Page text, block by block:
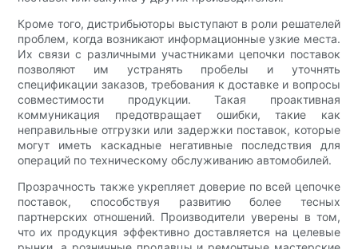
Кроме того, дистрибьюторы выступают в роли решателей
проблем, когда возникают информационные узкие места.
Их связи с различными участниками цепочки поставок
позволяют им устранять пробелы и уточнять
спецификации заказов, требования к доставке и вопросы
совместимости продукции. Такая проактивная
коммуникация предотвращает ошибки, такие как
неправильные отгрузки или задержки поставок, которые
могут иметь каскадные негативные последствия для
операций по техническому обслуживанию автомобилей.
Прозрачность также укрепляет доверие по всей цепочке
поставок, способствуя развитию более тесных
партнерских отношений. Производители уверены в том,
что их продукция эффективно доставляется на целевые